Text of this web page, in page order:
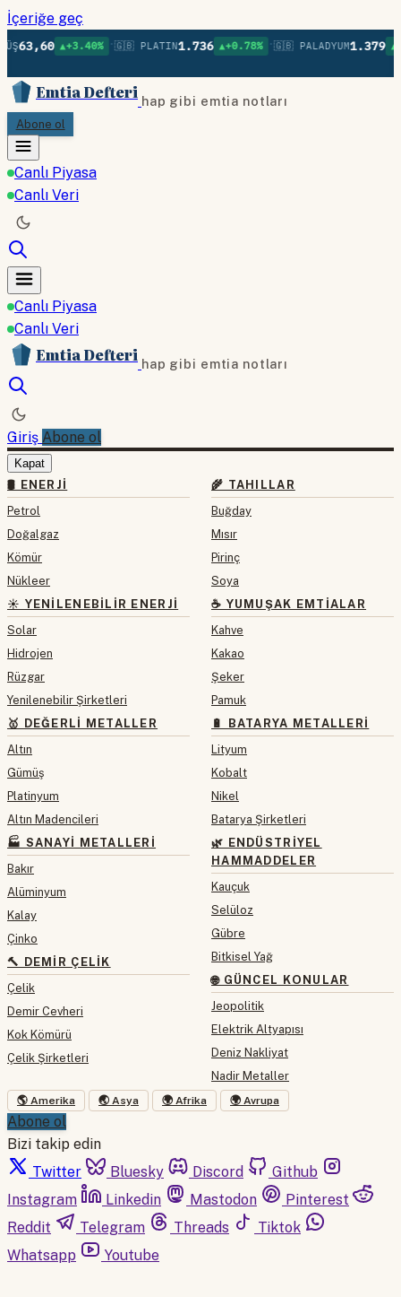
İçeriğe geç
63,60 ▲+3.40% •🇬🇧 PLATIN1.736 ▲+0.78% •🇬🇧 PALADYUM1.379
Emtia Defteri hap gibi emtia notları
Abone ol
Canlı Piyasa
Canlı Veri
Canlı Piyasa
Canlı Veri
Emtia Defteri hap gibi emtia notları
Giriş Abone ol
Kapat
🛢 ENERJI
Petrol
Doğalgaz
Kömür
Nükleer
☀️ YENILENEBILIR ENERJI
Solar
Hidrojen
Rüzgar
Yenilenebilir Şirketleri
🥇 DEĞERLI METALLER
Altın
Gümüş
Platinyum
Altın Madencileri
🏭 SANAYI METALLERI
Bakır
Alüminyum
Kalay
Çinko
🔨 DEMIR ÇELIK
Çelik
Demir Cevheri
Kok Kömürü
Çelik Şirketleri
🌾 TAHILLAR
Buğday
Mısır
Pirinç
Soya
☕ YUMUŞAK EMTIALAR
Kahve
Kakao
Şeker
Pamuk
🔋 BATARYA METALLERI
Lityum
Kobalt
Nikel
Batarya Şirketleri
🌿 ENDÜSTRIYEL
HAMMADDELER
Kauçuk
Selüloz
Gübre
Bitkisel Yağ
🌐 GÜNCEL KONULAR
Jeopolitik
Elektrik Altyapısı
Deniz Nakliyat
Nadir Metaller
🌎 Amerika 🌏 Asya 🌍 Afrika 🌍 Avrupa
Abone ol
Bizi takip edin
Twitter
Bluesky Discord
Github
Instagram
Linkedin Mastodon
Pinterest
Reddit
Telegram Threads
Tiktok
Whatsapp
Youtube